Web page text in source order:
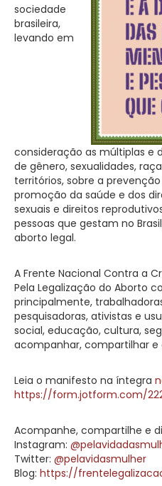
sociedade
brasileira,
levando em
consideração as múltiplas e
de gênero, sexualidades,
territórios, sobre a
promoção da saúde e dos
sexuais e direitos
pessoas que gestam no
aborto legal.
A Frente Nacional Contra a
Pela Legalização do Aborto
principalmente,
pesquisadoras, ativistas e
social, educação, cultura,
acompanhar, compartilhar e
Leia o manifesto na íntegra
https://form.jotform.com/
Acompanhe, compartilhe e
Instagram:
Twitter: @pelavidasmulher
Blog: https://